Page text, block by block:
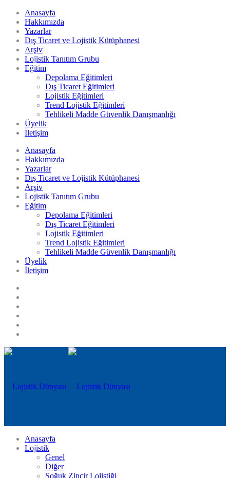
Anasayfa
Hakkımızda
Yazarlar
Dış Ticaret ve Lojistik Kütüphanesi
Arşiv
Lojistik Tanıtım Grubu
Eğitim
Depolama Eğitimleri
Dış Ticaret Eğitimleri
Lojistik Eğitimleri
Trend Lojistik Eğitimleri
Tehlikeli Madde Güvenlik Danışmanlığı
Üyelik
İletişim
Anasayfa
Hakkımızda
Yazarlar
Dış Ticaret ve Lojistik Kütüphanesi
Arşiv
Lojistik Tanıtım Grubu
Eğitim
Depolama Eğitimleri
Dış Ticaret Eğitimleri
Lojistik Eğitimleri
Trend Lojistik Eğitimleri
Tehlikeli Madde Güvenlik Danışmanlığı
Üyelik
İletişim
Anasayfa
Lojistik
Genel
Diğer
Soğuk Zincir Lojistiği